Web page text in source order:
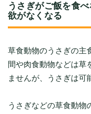
うさぎがご飯を食
欲がなくなる
草食動物のうさぎの主
間や肉食動物などは草
ませんが、うさぎは可
うさぎなどの草食動物